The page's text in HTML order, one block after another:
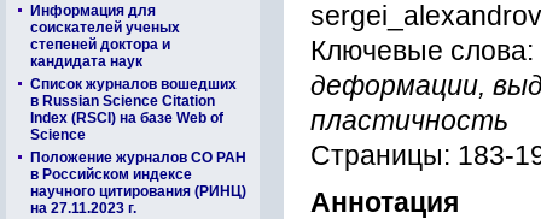
Информация для
соискателей ученых
степеней доктора и
кандидата наук
Список журналов вошедших
в Russian Science Citation
Index (RSCI) на базе Web of
Science
Положение журналов СО РАН
в Российском индексе
научного цитирования (РИНЦ)
на 27.11.2023 г.
Ключевые слова:
деформации,
пластичность
Страницы: 183-
Аннотация